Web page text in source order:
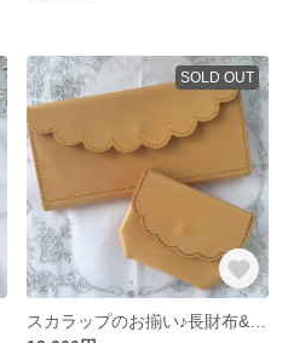
SOLD OUT